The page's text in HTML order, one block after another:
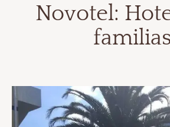
Novotel: